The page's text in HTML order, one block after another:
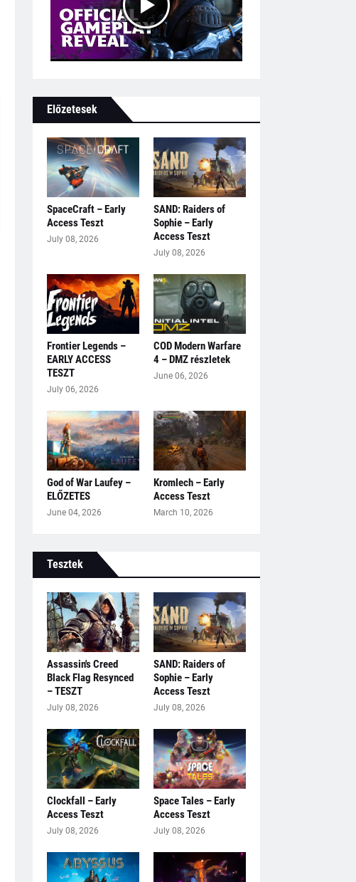
Előzetesek
SpaceCraft – Early
Access Teszt
July 08, 2026
SAND: Raiders of
Sophie – Early
Access Teszt
July 08, 2026
Frontier Legends –
EARLY ACCESS
TESZT
July 06, 2026
COD Modern Warfare
4 – DMZ részletek
June 06, 2026
God of War Laufey –
ELŐZETES
June 04, 2026
Kromlech – Early
Access Teszt
March 10, 2026
Tesztek
Assassin's Creed
Black Flag Resynced
– TESZT
July 08, 2026
SAND: Raiders of
Sophie – Early
Access Teszt
July 08, 2026
Clockfall – Early
Access Teszt
July 08, 2026
Space Tales – Early
Access Teszt
July 08, 2026